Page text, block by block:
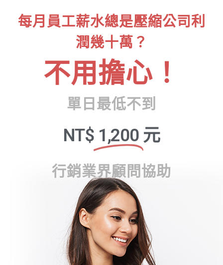
每月員工薪水總是壓縮公司利
潤幾十萬？
不用擔心！
單日最低不到
NT$ 1,200 元
行銷業界顧問協助